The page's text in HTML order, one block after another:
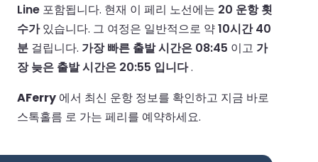
Line 포함됩니다. 현재 이 페리 노선에는 20 운항 횟
수가있습니다. 그 여정은 일반적으로 약10시간 40
분 걸립니다. 가장 빠른 출발 시간은 08:45 이고 가
장 늦은 출발 시간은 20:55 입니다.
AFerry 에서 최신 운항 정보를 확인하고 지금 바로
스톡홀름 로 가는 페리를 예약하세요.